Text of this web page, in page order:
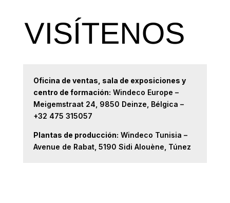
Oficina de ventas, sala de exposiciones y
centro de formación: Windeco Europe –
Meigemstraat 24, 9850 Deinze, Bélgica –
+32 475 315057
Plantas de producción: Windeco Tunisia –
Avenue de Rabat, 5190 Sidi Alouène, Túnez